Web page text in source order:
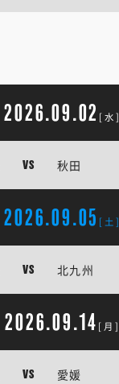
2026.09.02 [水]
VS 秋田
2026.09.05 [土]
VS 北九州
2026.09.14 [月]
VS 愛媛